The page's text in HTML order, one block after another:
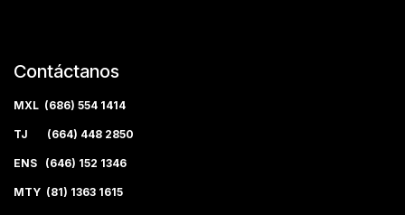
Contáctanos
MXL (686) 554 1414
TJ (664) 448 2850
ENS (646) 152 1346
MTY (81) 1363 1615